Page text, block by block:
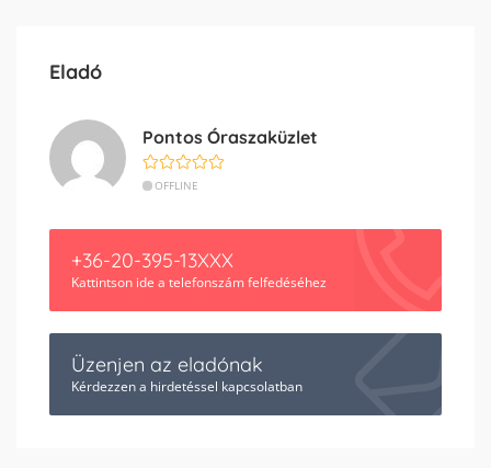
Eladó
Pontos Óraszaküzlet
OFFLINE
+36-20-395-13XXX
Kattintson ide a telefonszám felfedéséhez
Üzenjen az eladónak
Kérdezzen a hirdetéssel kapcsolatban